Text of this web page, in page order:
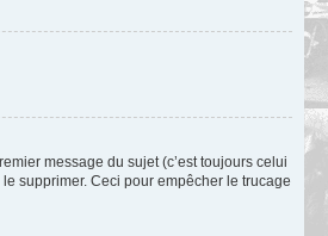
message du sujet (c’est toujours celui
supprimer. Ceci pour empêcher le trucage